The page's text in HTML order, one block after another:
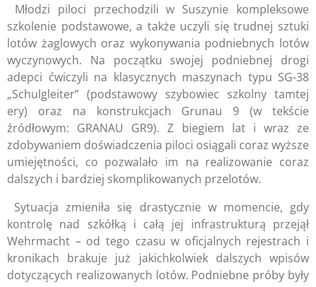
Młodzi piloci przechodzili w Suszynie kompleksowe
szkolenie podstawowe, a także uczyli się trudnej sztuki
lotów żaglowych oraz wykonywania podniebnych lotów
wyczynowych. Na początku swojej podniebnej drogi
adepci ćwiczyli na klasycznych maszynach typu SG-38
„Schulgleiter” (podstawowy szybowiec szkolny tamtej
ery) oraz na konstrukcjach Grunau 9 (w tekście
źródłowym: GRANAU GR9). Z biegiem lat i wraz ze
zdobywaniem doświadczenia piloci osiągali coraz wyższe
umiejętności, co pozwalało im na realizowanie coraz
dalszych i bardziej skomplikowanych przelotów.
Sytuacja zmieniła się drastycznie w momencie, gdy
kontrolę nad szkółką i całą jej infrastrukturą przejął
Wehrmacht – od tego czasu w oficjalnych rejestrach i
kronikach brakuje już jakichkolwiek dalszych wpisów
dotyczących realizowanych lotów. Podniebne próby były